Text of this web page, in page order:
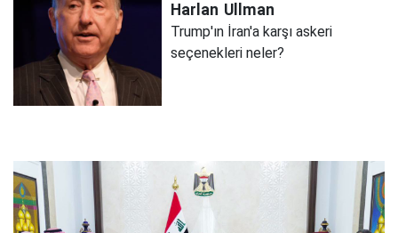
Harlan Ullman
Trump'ın İran'a karşı askeri
seçenekleri neler?